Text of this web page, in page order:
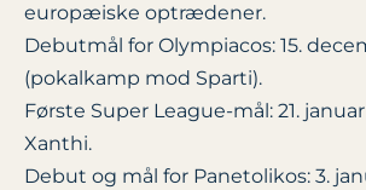
europæiske optrædener.
Debutmål for Olympiacos: 15.
(pokalkamp mod Sparti).
Første Super League-mål: 21.
Xanthi.
Debut og mål for Panetolikos: 3.